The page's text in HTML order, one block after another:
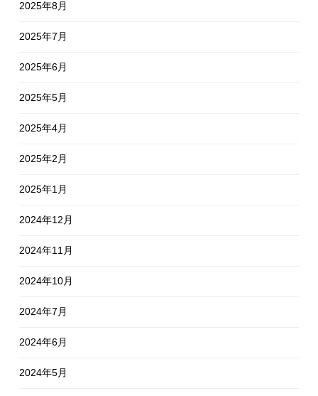
2025年8月
2025年7月
2025年6月
2025年5月
2025年4月
2025年2月
2025年1月
2024年12月
2024年11月
2024年10月
2024年7月
2024年6月
2024年5月